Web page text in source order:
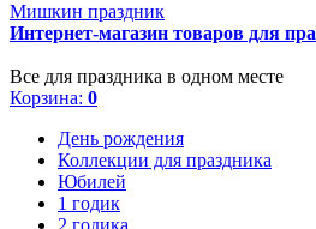
Мишкин праздник
Интернет-магазин товаров для
Все для праздника в одном месте
Корзина: 0
День рождения
Коллекции для праздника
Юбилей
1 годик
2 годика